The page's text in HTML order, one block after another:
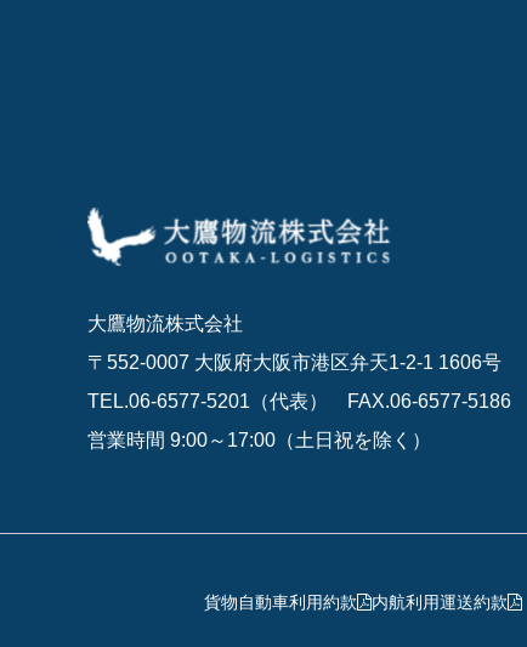
大鷹物流株式会社
〒552-0007 大阪府大阪市港区弁天1-2-1 1606号
TEL.06-6577-5201（代表）
FAX.06-6577-5186
営業時間 9:00～17:00（土日祝を除く）
貨物自動車利用約款 内航利用運送約款